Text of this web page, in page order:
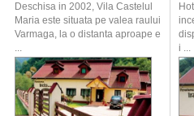
Deschisa in 2002, Vila Castelul
Maria este situata pe valea raului
Varmaga, la o distanta aproape e
...
i ...